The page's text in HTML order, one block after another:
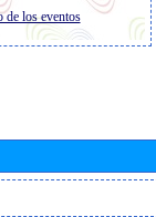
de los eventos